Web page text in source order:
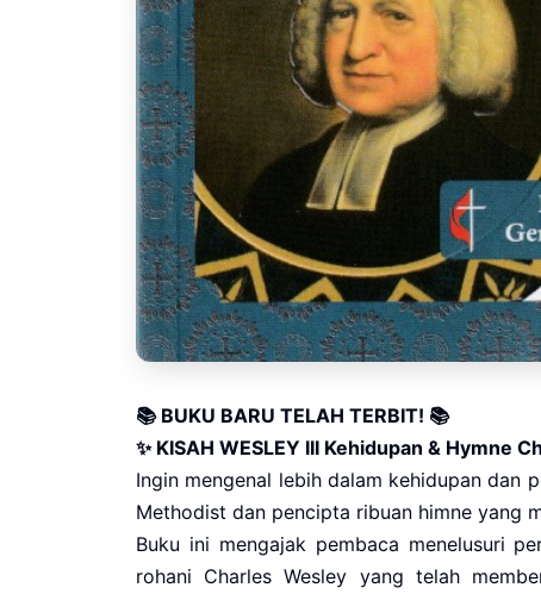
📚 BUKU BARU TELAH TERBIT! 📚
✨ KISAH WESLEY III Kehidupan & Hymne
Ingin mengenal lebih dalam kehidupan dan
Methodist dan pencipta ribuan himne yang
Buku ini mengajak pembaca menelusuri
rohani Charles Wesley yang telah